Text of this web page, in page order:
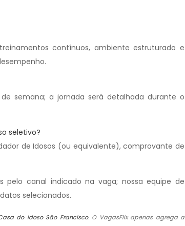
contínuos, ambiente estruturado e
semana; a jornada será detalhada durante o
seletivo?
de Idosos (ou equivalente), comprovante de
pelo canal indicado na vaga; nossa equipe de
selecionados.
do Idoso São Francisco. O VagasFlix apenas agrega a